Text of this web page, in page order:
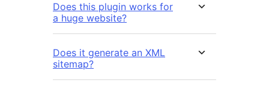
Does this plugin works for
a huge website?
Does it generate an XML
sitemap?